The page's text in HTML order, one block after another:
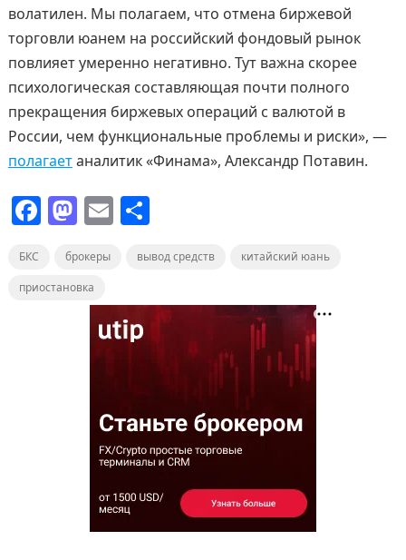
волатилен. Мы полагаем, что отмена биржевой
торговли юанем на российский фондовый рынок
повлияет умеренно негативно. Тут важна скорее
психологическая составляющая почти полного
прекращения биржевых операций с валютой в
России, чем функциональные проблемы и риски», —
полагаетаналитик «Финама», Александр Потавин.
F
a
e
M
a
st
o
E
m
l
О
п
р
а
в
и
т
ь
БКС брокеры вывод средств
китайский юань
приостановка